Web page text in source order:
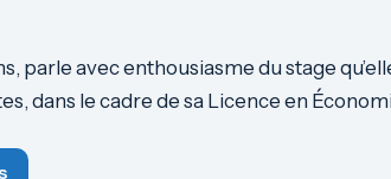
parle avec enthousiasme du stage
dans le cadre de sa Licence en